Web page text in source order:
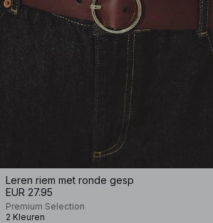
Leren riem met ronde gesp
EUR 27.95
Premium Selection
2 Kleuren